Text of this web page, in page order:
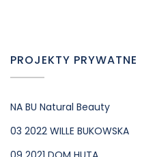
PROJEKTY PRYWATNE
NA BU Natural Beauty
03 2022 WILLE BUKOWSKA